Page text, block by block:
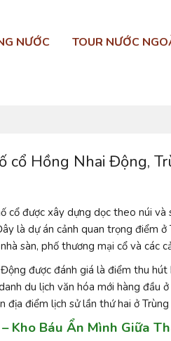
NƯỚC TOUR NƯỚC
cổ Hồng Nhai Động,
cổ được xây dựng dọc theo núi và
là dự án cảnh quan trọng điểm
sàn, phố thương mại cổ và các
được đánh giá là điểm thu
du lịch văn hóa mới hàng
điểm lịch sử lần thứ hai ở Trùng
Kho Báu Ẩn Mình Giữa